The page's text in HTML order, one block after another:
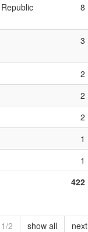
8
3
2
2
2
1
1
422
1/2 show all next